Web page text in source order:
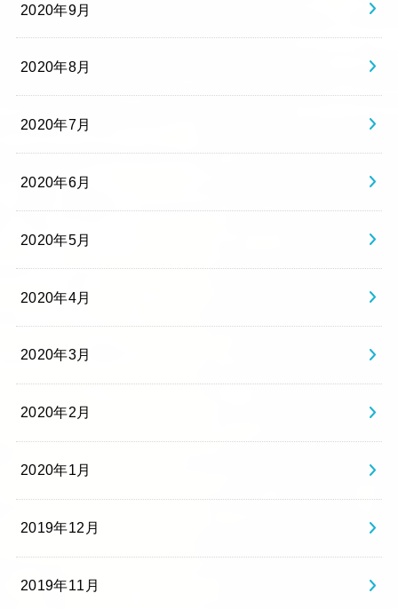
2020年9月
2020年8月
2020年7月
2020年6月
2020年5月
2020年4月
2020年3月
2020年2月
2020年1月
2019年12月
2019年11月